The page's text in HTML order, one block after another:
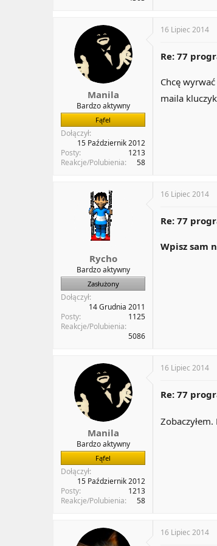
Manila
Bardzo aktywny
Fąfel
Dołączył
15 Październik 2012
Posty
1213
Reakcje/Polubienia
58
16 Lipiec 2014
Re: 77
Chcę
maila
Rycho
Bardzo aktywny
Zasłużony
Dołączył
14 Grudnia 2011
Posty
1125
Reakcje/Polubienia
5086
16 Lipiec 2014
Re: 77
Wpisz sam
Manila
Bardzo aktywny
Fąfel
Dołączył
15 Październik 2012
Posty
1213
Reakcje/Polubienia
58
16 Lipiec 2014
Re: 77
16 Lipiec 2014